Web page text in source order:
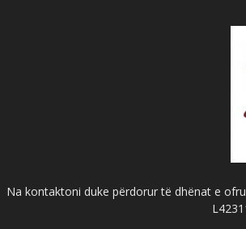
Na kontaktoni duke përdorur të dhënat e